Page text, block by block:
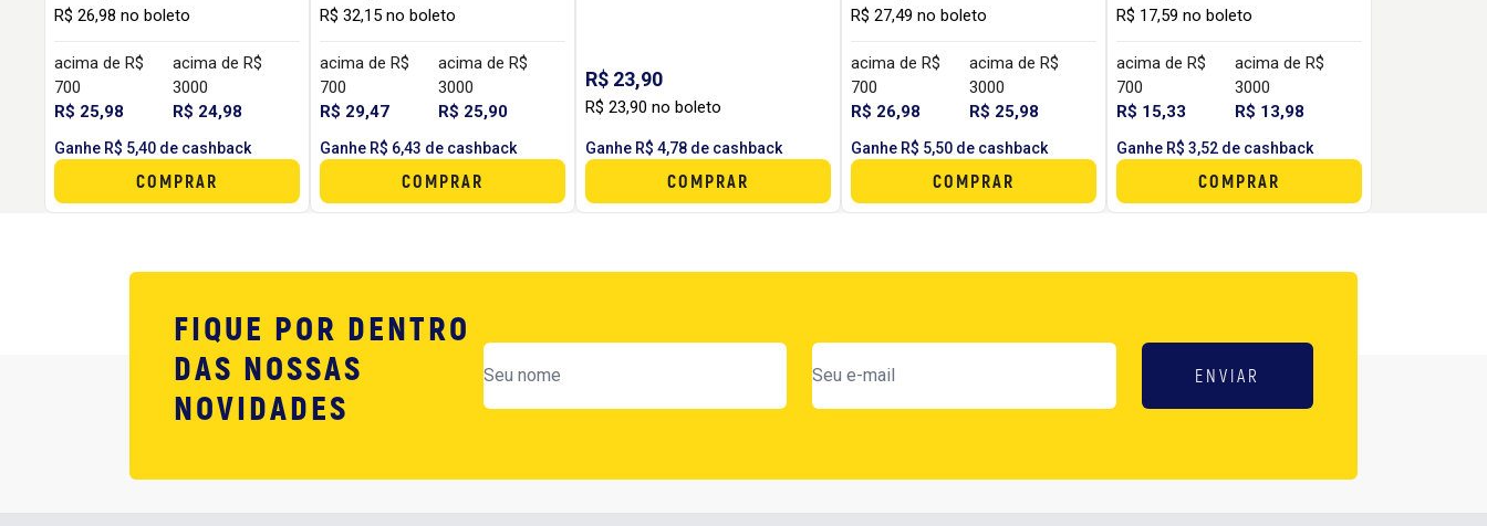
R$ 26,98 no boleto
acima de R$
700
R$ 25,98
acima de R$
3000
R$ 24,98
Ganhe R$ 5,40 de cashback
COMPRAR
R$ 32,15 no boleto
acima de R$
700
R$ 29,47
acima de R$
3000
R$ 25,90
Ganhe R$ 6,43 de cashback
COMPRAR
R$ 23,90
R$ 23,90 no boleto
Ganhe R$ 4,78 de cashback
COMPRAR
R$ 27,49 no boleto
acima de R$
700
R$ 26,98
acima de R$
3000
R$ 25,98
Ganhe R$ 5,50 de cashback
COMPRAR
R$ 17,59 no boleto
acima de R$
700
R$ 15,33
acima de R$
3000
R$ 13,98
Ganhe R$ 3,52 de cashback
COMPRAR
FIQUE POR DENTRO
DAS NOSSAS
NOVIDADES
ENVIAR